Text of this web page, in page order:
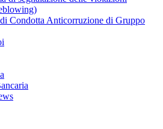
Condotta Anticorruzione di Gruppo